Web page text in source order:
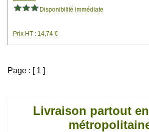
Disponibilité immédiate
Prix HT : 14,74 €
Page : [ 1 ]
Livraison partout